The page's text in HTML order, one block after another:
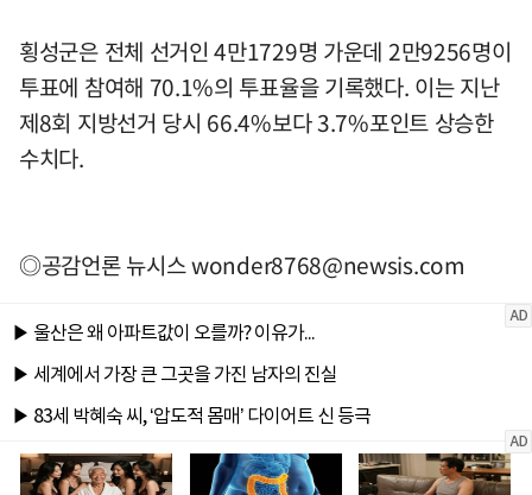
횡성군은 전체 선거인 4만1729명 가운데 2만9256명이
투표에 참여해 70.1%의 투표율을 기록했다. 이는 지난
제8회 지방선거 당시 66.4%보다 3.7%포인트 상승한
수치다.
◎공감언론 뉴시스wonder8768@newsis.com